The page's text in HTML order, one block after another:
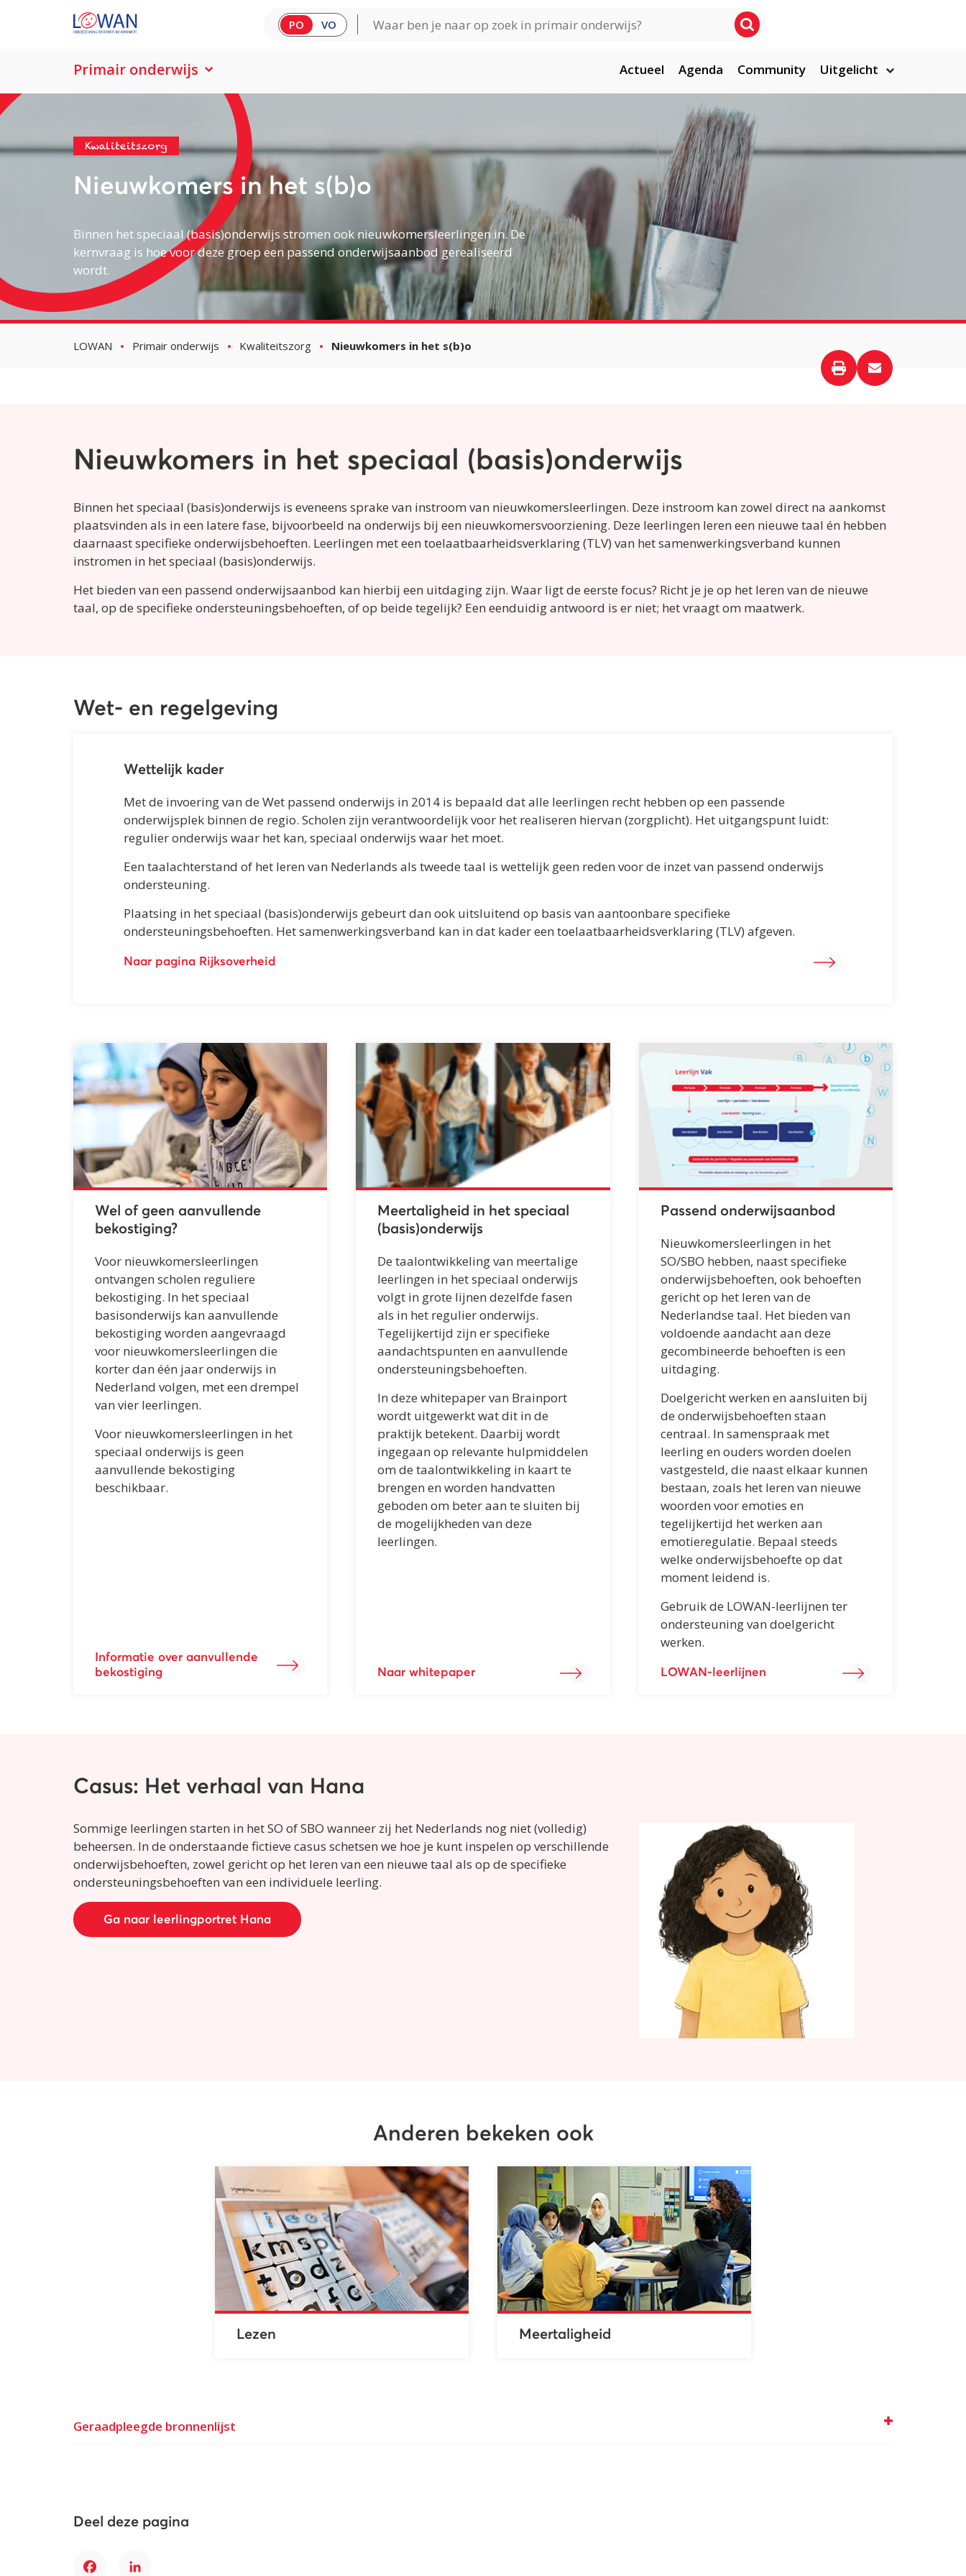
PO VO
Primair onderwijs Actueel Agenda Community Uitgelicht
Kwaliteitszorg
Nieuwkomers in het s(b)o
Binnen het speciaal (basis)onderwijs stromen ook nieuwkomersleerlingen in. De
kernvraag is hoe voor deze groep een passend onderwijsaanbod gerealiseerd
wordt.
LOWAN Primair onderwijs Kwaliteitszorg Nieuwkomers in het s(b)o
Nieuwkomers in het speciaal (basis)onderwijs
Binnen het speciaal (basis)onderwijs is eveneens sprake van instroom van nieuwkomersleerlingen. Deze instroom kan zowel direct na aankomst
plaatsvinden als in een latere fase, bijvoorbeeld na onderwijs bij een nieuwkomersvoorziening. Deze leerlingen leren een nieuwe taal én hebben
daarnaast specifieke onderwijsbehoeften. Leerlingen met een toelaatbaarheidsverklaring (TLV) van het samenwerkingsverband kunnen
instromen in het speciaal (basis)onderwijs.
Het bieden van een passend onderwijsaanbod kan hierbij een uitdaging zijn. Waar ligt de eerste focus? Richt je je op het leren van de nieuwe
taal, op de specifieke ondersteuningsbehoeften, of op beide tegelijk? Een eenduidig antwoord is er niet; het vraagt om maatwerk.
Wet- en regelgeving
Wettelijk kader
Met de invoering van de Wet passend onderwijs in 2014 is bepaald dat alle leerlingen recht hebben op een passende
onderwijsplek binnen de regio. Scholen zijn verantwoordelijk voor het realiseren hiervan (zorgplicht). Het uitgangspunt luidt:
regulier onderwijs waar het kan, speciaal onderwijs waar het moet.
Een taalachterstand of het leren van Nederlands als tweede taal is wettelijk geen reden voor de inzet van passend onderwijs
ondersteuning.
Plaatsing in het speciaal (basis)onderwijs gebeurt dan ook uitsluitend op basis van aantoonbare specifieke
ondersteuningsbehoeften. Het samenwerkingsverband kan in dat kader een toelaatbaarheidsverklaring (TLV) afgeven.
Naar pagina Rijksoverheid
Wel of geen aanvullende
bekostiging?
Voor nieuwkomersleerlingen
ontvangen scholen reguliere
bekostiging. In het speciaal
basisonderwijs kan aanvullende
bekostiging worden aangevraagd
voor nieuwkomersleerlingen die
korter dan één jaar onderwijs in
Nederland volgen, met een drempel
van vier leerlingen.
Voor nieuwkomersleerlingen in het
speciaal onderwijs is geen
aanvullende bekostiging
beschikbaar.
Informatie over aanvullende
bekostiging
Meertaligheid in het speciaal
(basis)onderwijs
De taalontwikkeling van meertalige
leerlingen in het speciaal onderwijs
volgt in grote lijnen dezelfde fasen
als in het regulier onderwijs.
Tegelijkertijd zijn er specifieke
aandachtspunten en aanvullende
ondersteuningsbehoeften.
In deze whitepaper van Brainport
wordt uitgewerkt wat dit in de
praktijk betekent. Daarbij wordt
ingegaan op relevante hulpmiddelen
om de taalontwikkeling in kaart te
brengen en worden handvatten
geboden om beter aan te sluiten bij
de mogelijkheden van deze
leerlingen.
Naar whitepaper
Passend onderwijsaanbod
Nieuwkomersleerlingen in het
SO/SBO hebben, naast specifieke
onderwijsbehoeften, ook behoeften
gericht op het leren van de
Nederlandse taal. Het bieden van
voldoende aandacht aan deze
gecombineerde behoeften is een
uitdaging.
Doelgericht werken en aansluiten bij
de onderwijsbehoeften staan
centraal. In samenspraak met
leerling en ouders worden doelen
vastgesteld, die naast elkaar kunnen
bestaan, zoals het leren van nieuwe
woorden voor emoties en
tegelijkertijd het werken aan
emotieregulatie. Bepaal steeds
welke onderwijsbehoefte op dat
moment leidend is.
Gebruik de LOWAN-leerlijnen ter
ondersteuning van doelgericht
werken.
LOWAN-leerlijnen
Casus: Het verhaal van Hana
Sommige leerlingen starten in het SO of SBO wanneer zij het Nederlands nog niet (volledig)
beheersen. In de onderstaande fictieve casus schetsen we hoe je kunt inspelen op verschillende
onderwijsbehoeften, zowel gericht op het leren van een nieuwe taal als op de specifieke
ondersteuningsbehoeften van een individuele leerling.
Ga naar leerlingportret Hana
Anderen bekeken ook
Lezen Meertaligheid
Geraadpleegde bronnenlijst
Deel deze pagina